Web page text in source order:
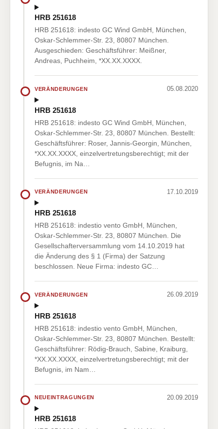
HRB 251618
HRB 251618: indesto GC Wind GmbH, München,
Oskar-Schlemmer-Str. 23, 80807 München.
Ausgeschieden: Geschäftsführer: Meißner,
Andreas, Puchheim, *XX.XX.XXXX.
VERÄNDERUNGEN 05.08.2020
HRB 251618
HRB 251618: indesto GC Wind GmbH, München,
Oskar-Schlemmer-Str. 23, 80807 München. Bestellt:
Geschäftsführer: Roser, Jannis-Georgin, München,
*XX.XX.XXXX, einzelvertretungsberechtigt; mit der
Befugnis, im Na…
VERÄNDERUNGEN 17.10.2019
HRB 251618
HRB 251618: indestio vento GmbH, München,
Oskar-Schlemmer-Str. 23, 80807 München. Die
Gesellschafterversammlung vom 14.10.2019 hat
die Änderung des § 1 (Firma) der Satzung
beschlossen. Neue Firma: indesto GC…
VERÄNDERUNGEN 26.09.2019
HRB 251618
HRB 251618: indestio vento GmbH, München,
Oskar-Schlemmer-Str. 23, 80807 München. Bestellt:
Geschäftsführer: Rödig-Brauch, Sabine, Kraiburg,
*XX.XX.XXXX, einzelvertretungsberechtigt; mit der
Befugnis, im Nam…
NEUEINTRAGUNGEN 20.09.2019
HRB 251618